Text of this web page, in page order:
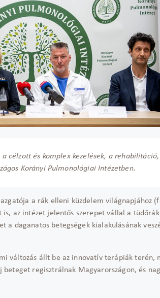
célzott és komplex kezelések, a
Korányi Pulmonológiai Intézetben.
a rák elleni küzdelem világnapjához
az intézet jelentős szerepet vállal a
a daganatos betegségek kialakulásának
változás állt be az innovatív terápiák terén,
regisztrálnak Magyarországon, és